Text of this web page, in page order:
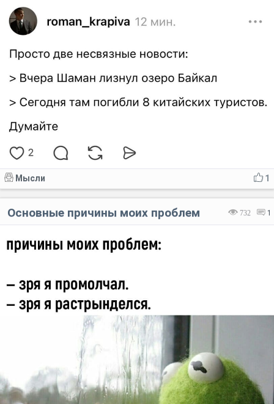
1
Мысли
732 1
Основные причины моих проблем